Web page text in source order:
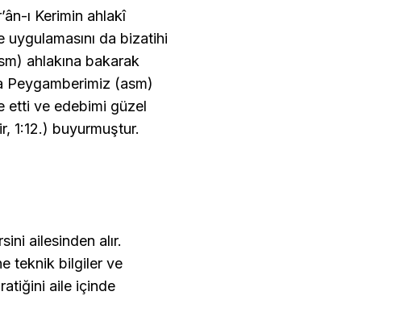
ı Kerimin ahlakî
uygulamasını da bizatihi
ahlakına bakarak
Peygamberimiz (asm)
etti ve edebimi güzel
1:12.) buyurmuştur.
ailesinden alır.
teknik bilgiler ve
aile içinde